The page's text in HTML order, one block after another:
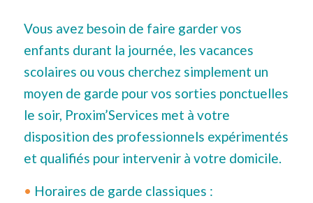
Vous avez besoin de faire garder vos
enfants durant la journée, les vacances
scolaires ou vous cherchez simplement un
moyen de garde pour vos sorties ponctuelles
le soir, Proxim’Services met à votre
disposition des professionnels expérimentés
et qualifiés pour intervenir à votre domicile.
• Horaires de garde classiques :